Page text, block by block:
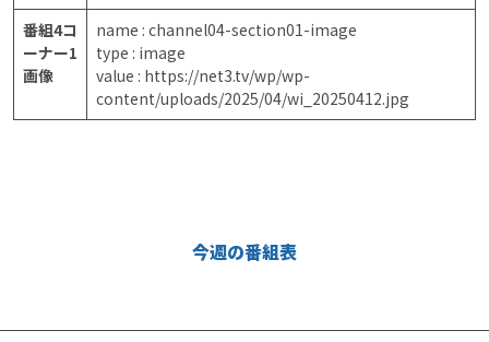
番組4コ
ーナー1
画像
name : channel04-section01-image
type : image
value : https://net3.tv/wp/wp-
content/uploads/2025/04/wi_20250412.jpg
今週の番組表